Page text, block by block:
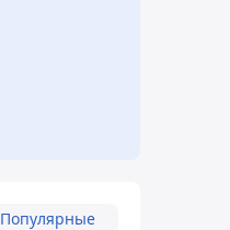
Популярные